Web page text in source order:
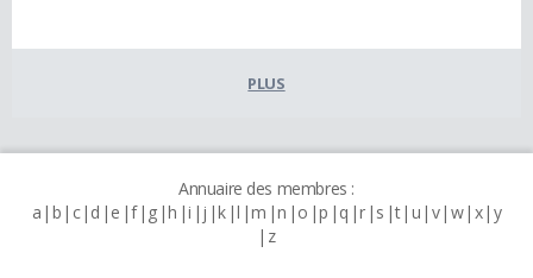
PLUS
Annuaire des membres :
a b c d e f g h i j k l m n o p q r s t u v w x y
z